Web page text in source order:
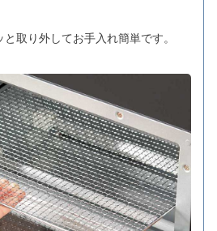
取り外してお手入れ簡単です。